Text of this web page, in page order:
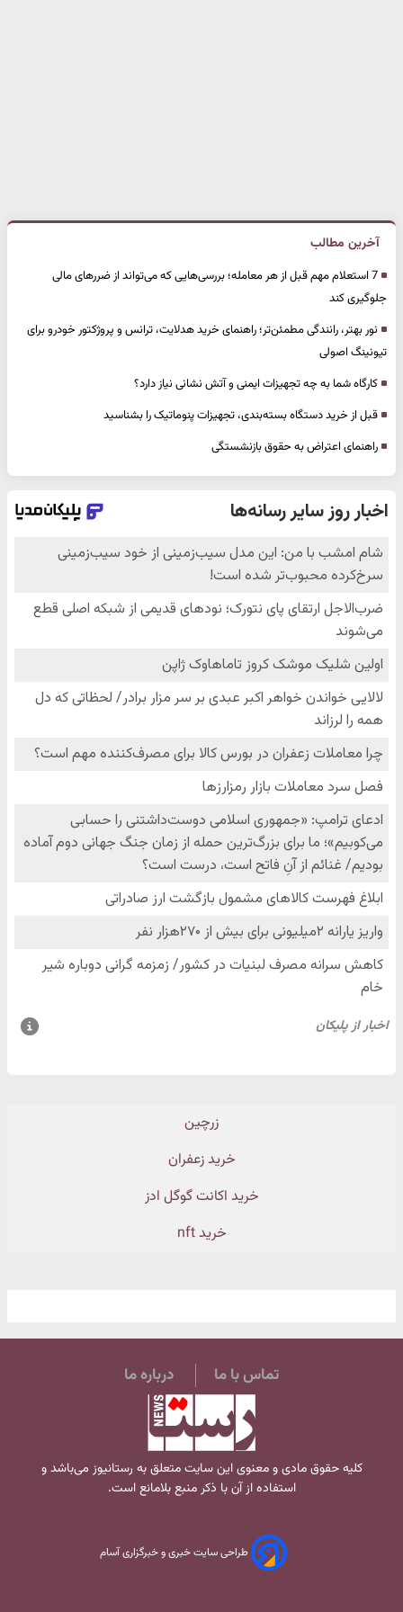
آخرین مطالب
7 استعلام مهم قبل از هر معامله؛ بررسی‌هایی که می‌تواند از ضررهای مالی
جلوگیری کند
نور بهتر، رانندگی مطمئن‌تر؛ راهنمای خرید هدلایت، ترانس و پروژکتور خودرو برای
تیونینگ اصولی
کارگاه شما به چه تجهیزات ایمنی و آتش نشانی نیاز دارد؟
قبل از خرید دستگاه بسته‌بندی، تجهیزات پنوماتیک را بشناسید
راهنمای اعتراض به حقوق بازنشستگی
زرچین
خرید زعفران
خرید اکانت گوگل ادز
خرید nft
تماس با ما درباره ما
کلیه حقوق مادی و معنوی این سایت متعلق به رستانیوز می‌باشد و
استفاده از آن با ذکر منبع بلامانع است.
طراحی سایت خبری و خبرگزاری آسام